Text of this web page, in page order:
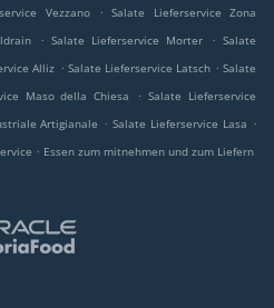
Vezzano . Salate Lieferservice Zona
. Salate Lieferservice Morter . Salate
Alliz . Salate Lieferservice Latsch . Salate
Maso della Chiesa . Salate Lieferservice
Artigianale . Salate Lieferservice Lasa .
. Essen zum mitnehmen und zum Liefern